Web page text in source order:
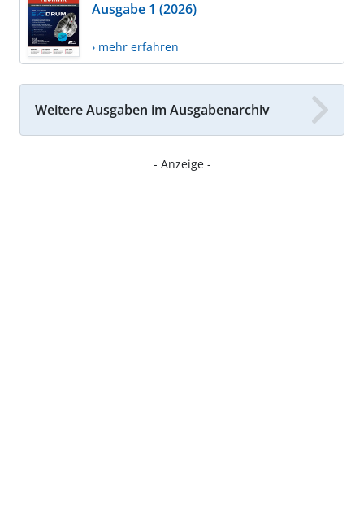
Ausgabe 1 (2026)
› mehr erfahren
Weitere Ausgaben im Ausgabenarchiv
- Anzeige -